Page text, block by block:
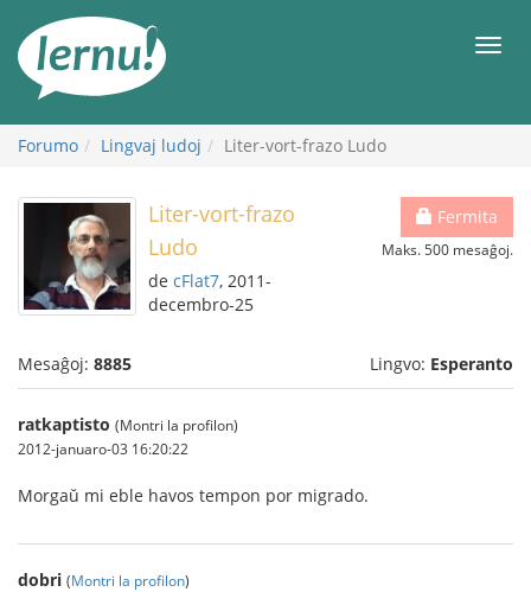
enhavo
Forumo Lingvaj ludoj Liter-vort-frazo Ludo
Fermita
Maks. 500 mesaĝoj.
Liter-vort-frazo
Ludo
de cFlat7, 2011-
decembro-25
Mesaĝoj: 8885 Lingvo: Esperanto
ratkaptisto (Montri la profilon)
2012-januaro-03 16:20:22
Morgaŭ mi eble havos tempon por migrado.
dobri (Montri la profilon)